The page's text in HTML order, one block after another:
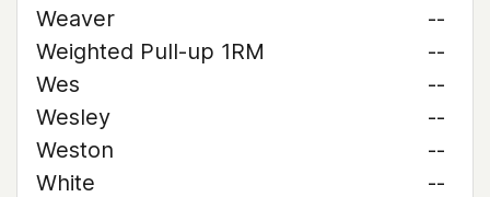
Weaver
--
Weighted Pull-up 1RM
--
Wes
--
Wesley
--
Weston
--
White
--